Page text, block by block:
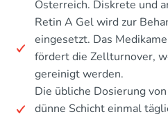
Österreich. Diskrete und
Retin A Gel wird zur
eingesetzt. Das
fördert die Zellturnover,
gereinigt werden.
Die übliche Dosierung
dünne Schicht einmal